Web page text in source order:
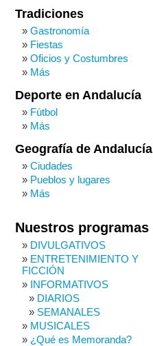
Tradiciones
Gastronomía
Fiestas
Oficios y Costumbres
Más
Deporte en Andalucía
Fútbol
Más
Geografía de Andalucía
Ciudades
Pueblos y lugares
Más
Nuestros programas
DIVULGATIVOS
ENTRETENIMIENTO Y
FICCIÓN
INFORMATIVOS
DIARIOS
SEMANALES
MUSICALES
¿Qué es Memoranda?